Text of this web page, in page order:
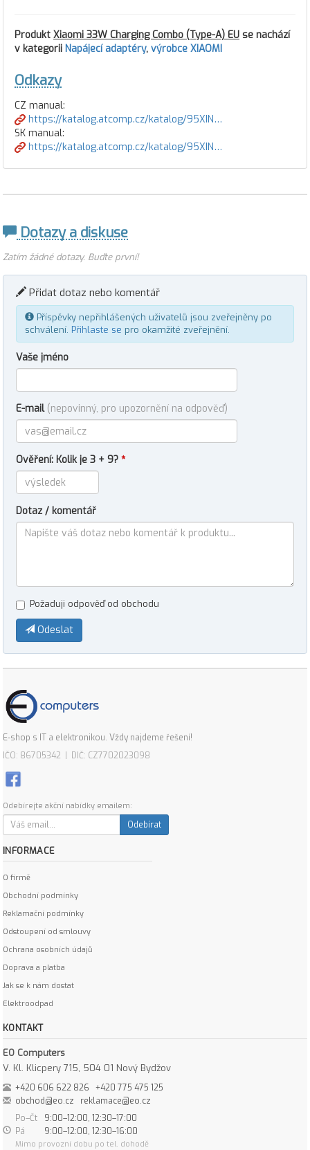
Produkt Xiaomi 33W Charging Combo (Type-A) EU se nachází
v kategorii Napájecí adaptéry, výrobce XIAOMI
Odkazy
CZ manual:
https://katalog.atcomp.cz/katalog/95XIN…
SK manual:
https://katalog.atcomp.cz/katalog/95XIN…
Dotazy a diskuse
Zatím žádné dotazy. Buďte první!
Přidat dotaz nebo komentář
Příspěvky nepřihlášených uživatelů jsou zveřejněny po
schválení. Přihlaste se pro okamžité zveřejnění.
Vaše jméno
E-mail (nepovinný, pro upozornění na odpověď)
Ověření: Kolik je 3 + 9? *
Dotaz / komentář
Požaduji odpověď od obchodu
Odeslat
E-shop s IT a elektronikou. Vždy najdeme řešení!
IČO: 86705342 | DIČ: CZ7702023098
Odebírejte akční nabídky emailem:
Odebírat
INFORMACE
O firmě
Obchodní podmínky
Reklamační podmínky
Odstoupení od smlouvy
Ochrana osobních údajů
Doprava a platba
Jak se k nám dostat
Elektroodpad
KONTAKT
EO Computers
V. Kl. Klicpery 715, 504 01 Nový Bydžov
+420 606 622 826
+420 775 475 125
obchod@eo.cz
reklamace@eo.cz
Po–Čt
9:00–12:00, 12:30–17:00
Pá
9:00–12:00, 12:30–16:00
Mimo provozní dobu po tel. dohodě